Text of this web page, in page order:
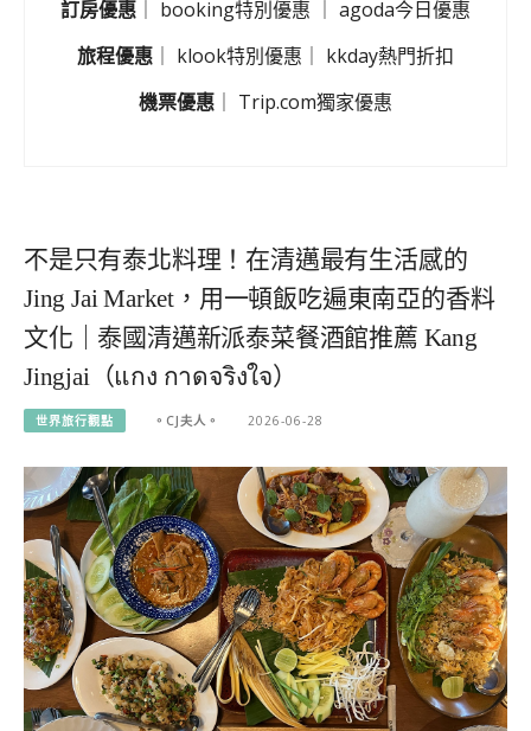
訂房優惠 booking特別優惠
agoda今日優惠
旅程優惠
klook特別優惠
kkday熱門折扣
機票優惠
Trip.com獨家優惠
不是只有泰北料理！在清邁最有生活感的
Jing Jai Market，用一頓飯吃遍東南亞的香料
文化｜泰國清邁新派泰菜餐酒館推薦 Kang
Jingjai（แกง กาดจริงใจ）
世界旅行觀點 。CJ夫人。 2026-06-28